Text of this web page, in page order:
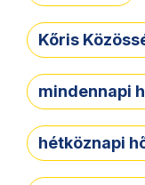
Kőris
mindennapi
hétköznapi